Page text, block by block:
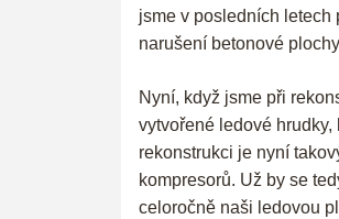
jsme v posledních letech
narušení betonové
Nyní, když jsme při
vytvořené ledové
rekonstrukci je nyní
kompresorů. Už by se
celoročně naši ledovou